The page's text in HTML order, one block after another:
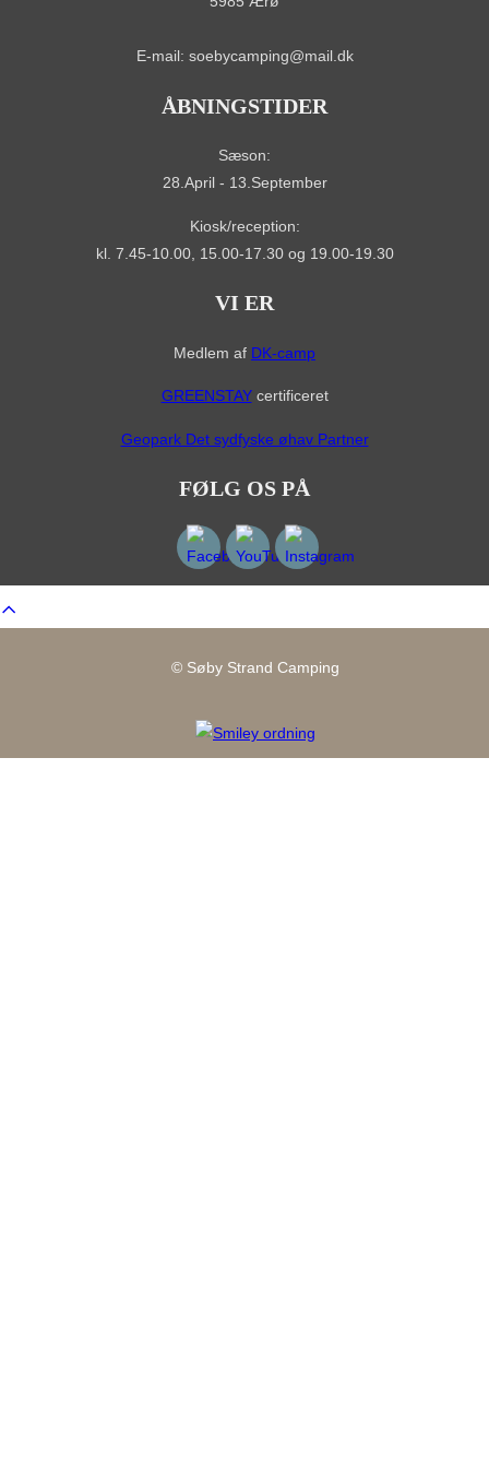
E-mail: soebycamping@mail.dk
ÅBNINGSTIDER
Sæson:
28.April - 13.September
Kiosk/reception:
kl. 7.45-10.00, 15.00-17.30 og 19.00-19.30
VI ER
Medlem af DK-camp
GREENSTAYcertificeret
Geopark Det sydfyske øhav Partner
FØLG OS PÅ
© Søby Strand Camping